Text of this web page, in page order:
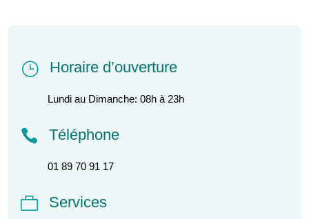
} Horaire d’ouverture
Lundi au Dimanche: 08h à 23h
 Téléphone
01 89 70 91 17
 Services